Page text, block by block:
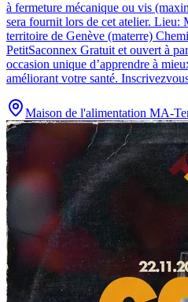
à fermeture mécanique ou vis
sera fournit lors de cet atelier. Lieu:
territoire de Genève (materre)
PetitSaconnex Gratuit et ouvert à
occasion unique d’apprendre à
améliorant votre santé.
Maison de l'alimentation MA-